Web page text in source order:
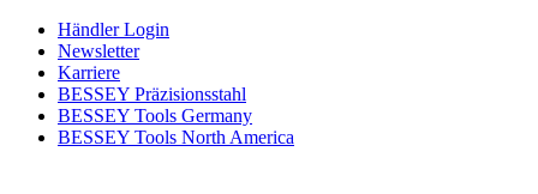
Händler Login
Newsletter
Karriere
BESSEY Präzisionsstahl
BESSEY Tools Germany
BESSEY Tools North America